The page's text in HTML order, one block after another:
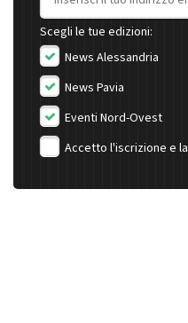
Scegli le tue edizioni:
News Alessandria
News Pavia
Eventi Nord-Ovest
Accetto l'iscrizione e la